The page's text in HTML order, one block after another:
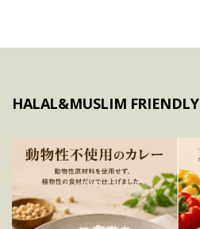
HALAL&MUSLIM FRIENDLY